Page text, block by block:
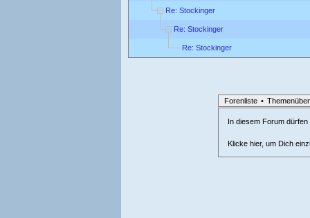
Re: Stockinger
Re: Stockinger
Re: Stockinger
Forenliste •
In diesem Forum
Klicke hier, um Dich